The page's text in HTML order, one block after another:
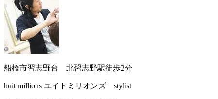
船橋市習志野台 北習志野駅徒歩2分
huit millions ユイトミリオンズ stylist